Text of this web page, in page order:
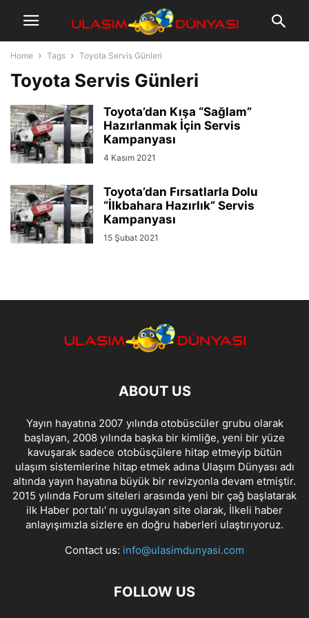
Home Tags Toyota Servis Günleri
Toyota Servis Günleri
Toyota’dan Kışa “Sağlam”
Hazırlanmak İçin Servis
Kampanyası
4 Kasım 2021
Toyota’dan Fırsatlarla Dolu
“İlkbahara Hazırlık” Servis
Kampanyası
15 Şubat 2021
ABOUT US
Yayın hayatına 2007 yılında otobüscüler grubu olarak
başlayan, 2008 yılında başka bir kimliğe, yeni bir yüze
kavuşarak sadece otobüsçülere hitap etmeyip bütün
ulaşım sistemlerine hitap etmek adına Ulaşım Dünyası adı
altında yayın hayatına büyük bir revizyonla devam etmiştir.
2015 yılında Forum siteleri arasında yeni bir çağ başlatarak
ilk Haber portalı' nı uygulayan site olarak, İlkeli haber
anlayışımızla sizlere en doğru haberleri ulaştırıyoruz.
Contact us: info@ulasimdunyasi.com
FOLLOW US